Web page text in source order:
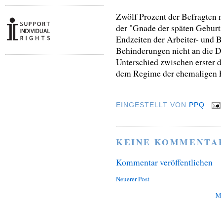
Zwölf Prozent der Befragten
der "Gnade der späten
Endzeiten der Arbeiter- und
Behinderungen nicht an die
Unterschied zwischen erster
dem Regime der
EINGESTELLT VON PPQ
KEINE
Kommentar veröffentlichen
Neuerer Post